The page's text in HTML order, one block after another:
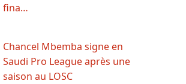
fina…
Chancel Mbemba signe en
Saudi Pro League après une
saison au LOSC